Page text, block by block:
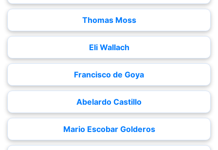
Thomas Moss
Eli Wallach
Francisco de Goya
Abelardo Castillo
Mario Escobar Golderos